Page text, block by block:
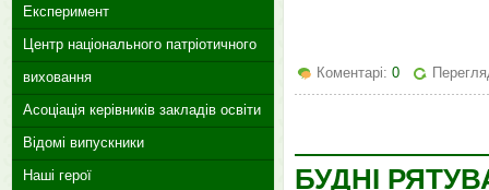
Коментарі: 0
БУДНІ
Експеримент
Центр національного патріотичного
виховання
Асоціація керівників закладів освіти
Відомі випускники
Наші герої